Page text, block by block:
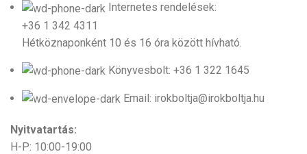
Internetes rendelések:
+36 1 342 4311
Hétköznaponként 10 és 16 óra között hívható.
Könyvesbolt: +36 1 322 1645
Email: irokboltja@irokboltja.hu
Nyitvatartás:
H-P: 10:00-19:00